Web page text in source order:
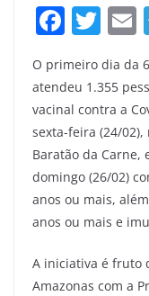
F
c
e
b
o
o
k
T
w
itt
er l
O primeiro dia da
atendeu 1.355
vacinal contra a
sexta-feira (24/
Baratão da Carne,
domingo (26/02)
anos ou mais,
anos ou mais e
A iniciativa é fruto
Amazonas com a